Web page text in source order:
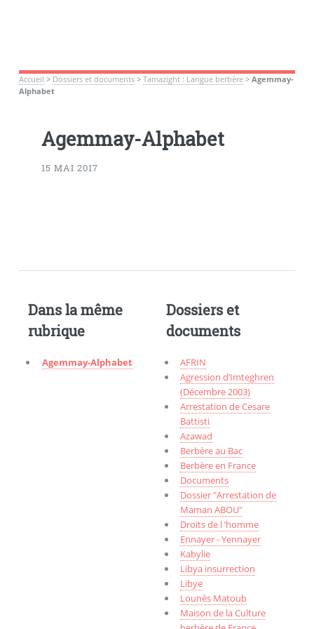
Accueil > Dossiers et documents> Tamazight : Langue berbère> Agemmay-
Alphabet
Agemmay-Alphabet
15 MAI 2017
Dans la même
rubrique
Agemmay-Alphabet
Dossiers et
documents
AFRIN
Agression d’Imteghren
(Décembre 2003)
Arrestation de Cesare
Battisti
Azawad
Berbère au Bac
Berbère en France
Documents
Dossier "Arrestation de
Maman ABOU"
Droits de l ’homme
Ennayer - Yennayer
Kabylie
Libya insurrection
Libye
Lounès Matoub
Maison de la Culture